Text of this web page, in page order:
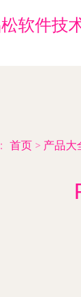
软件技
首页 > 产品大